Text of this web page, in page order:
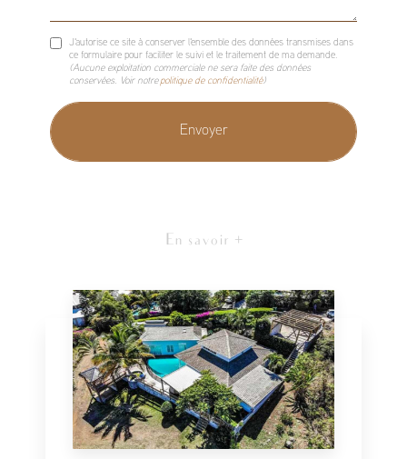
J'autorise ce site à conserver l'ensemble des données transmises dans
ce formulaire pour faciliter le suivi et le traitement de ma demande.
(Aucune exploitation commerciale ne sera faite des données
conservées. Voir notre politique de confidentialité)
En savoir +